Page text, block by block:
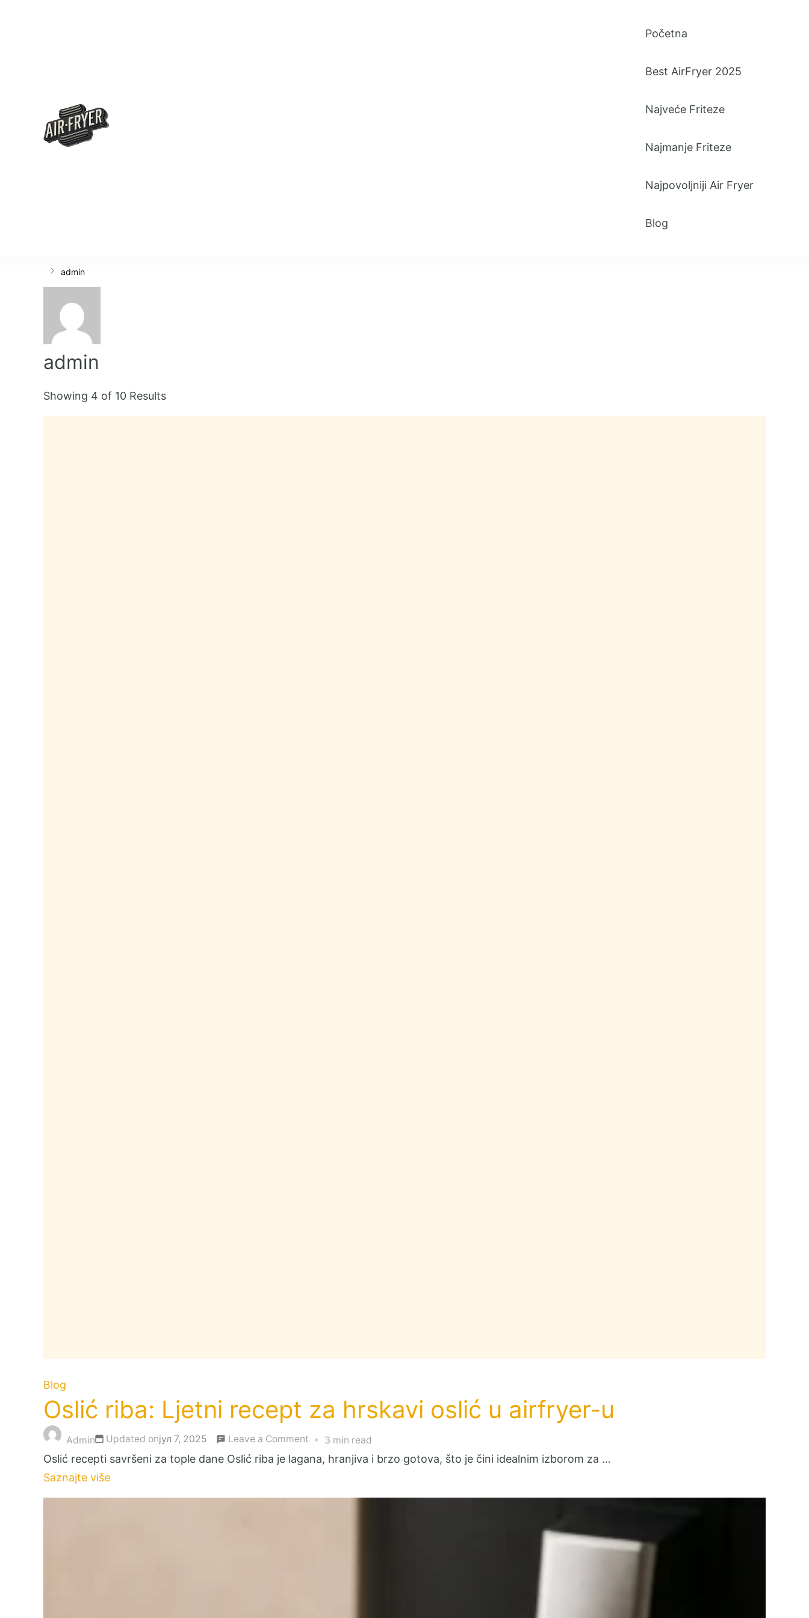
Početna
Best AirFryer 2025
Najveće Friteze
Najmanje Friteze
Najpovoljniji Air Fryer
Blog
admin
admin
Showing 4 of 10 Results
Blog
Oslić riba: Ljetni recept za hrskavi oslić u airfryer-u
Admin Updated onјул 7, 2025 Leave a Comment on
Oslić
3 min read
Oslić recepti savršeni za tople dane Oslić riba je lagana, hranjiva i brzo gotova, što je čini idealnim izborom za …
Saznajte više